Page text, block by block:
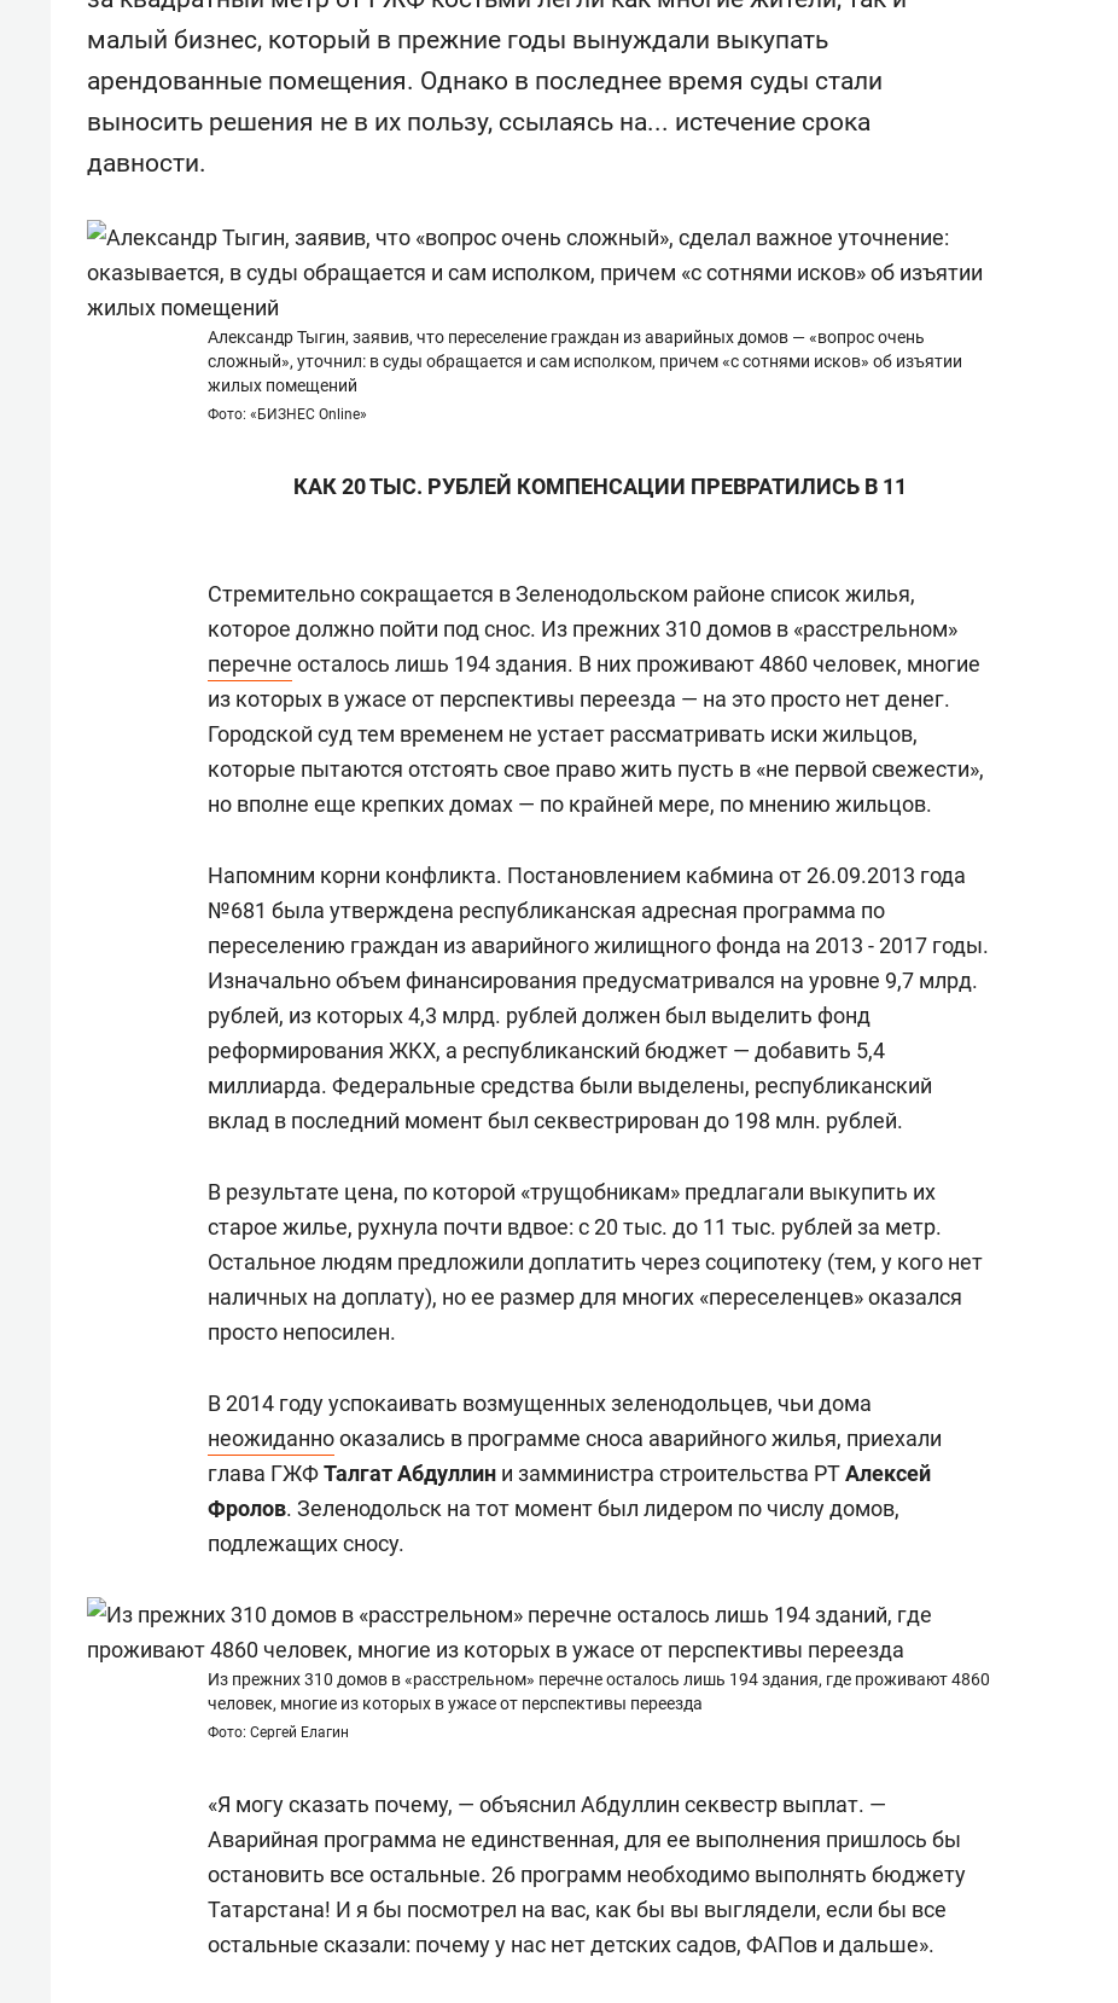
малый бизнес, который в прежние годы вынуждали выкупать
арендованные помещения. Однако в последнее время суды стали
выносить решения не в их пользу, ссылаясь на... истечение срока
давности.
Александр Тыгин, заявив, что переселение граждан из аварийных домов — «вопрос очень
сложный», уточнил: в суды обращается и сам исполком, причем «с сотнями исков» об изъятии
жилых помещений
Фото: «БИЗНЕС Online»
КАК 20 ТЫС. РУБЛЕЙ КОМПЕНСАЦИИ ПРЕВРАТИЛИСЬ В 11
Стремительно сокращается в Зеленодольском районе список жилья,
которое должно пойти под снос. Из прежних 310 домов в «расстрельном»
перечне осталось лишь 194 здания. В них проживают 4860 человек, многие
из которых в ужасе от перспективы переезда — на это просто нет денег.
Городской суд тем временем не устает рассматривать иски жильцов,
которые пытаются отстоять свое право жить пусть в «не первой свежести»,
но вполне еще крепких домах — по крайней мере, по мнению жильцов.
Напомним корни конфликта. Постановлением кабмина от 26.09.2013 года
№681 была утверждена республиканская адресная программа по
переселению граждан из аварийного жилищного фонда на 2013 - 2017 годы.
Изначально объем финансирования предусматривался на уровне 9,7 млрд.
рублей, из которых 4,3 млрд. рублей должен был выделить фонд
реформирования ЖКХ, а республиканский бюджет — добавить 5,4
миллиарда. Федеральные средства были выделены, республиканский
вклад в последний момент был секвестрирован до 198 млн. рублей.
В результате цена, по которой «трущобникам» предлагали выкупить их
старое жилье, рухнула почти вдвое: с 20 тыс. до 11 тыс. рублей за метр.
Остальное людям предложили доплатить через соципотеку (тем, у кого нет
наличных на доплату), но ее размер для многих «переселенцев» оказался
просто непосилен.
В 2014 году успокаивать возмущенных зеленодольцев, чьи дома
неожиданнооказались в программе сноса аварийного жилья, приехали
глава ГЖФТалгат Абдуллин и замминистра строительства РТАлексей
Фролов. Зеленодольск на тот момент был лидером по числу домов,
подлежащих сносу.
Из прежних 310 домов в «расстрельном» перечне осталось лишь 194 здания, где проживают 4860
человек, многие из которых в ужасе от перспективы переезда
Фото: Сергей Елагин
«Я могу сказать почему, — объяснил Абдуллин секвестр выплат. —
Аварийная программа не единственная, для ее выполнения пришлось бы
остановить все остальные. 26 программ необходимо выполнять бюджету
Татарстана! И я бы посмотрел на вас, как бы вы выглядели, если бы все
остальные сказали: почему у нас нет детских садов, ФАПов и дальше».
состоянием как основа